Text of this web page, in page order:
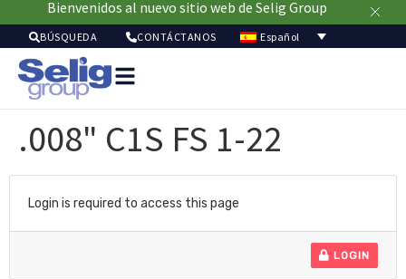
Bienvenidos al nuevo sitio web de Selig Group
BÚSQUEDA CONTÁCTANOS Español
de
.008" C1S FS 1-22
Login is required to access this page
LOGIN